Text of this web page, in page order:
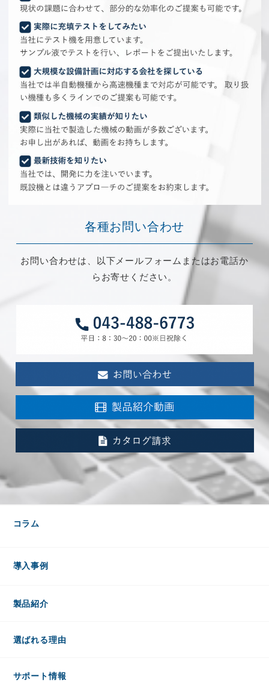
各種お問い合わせ
お問い合わせは、以下メールフォームまたはお電話か
らお寄せください。
コラム
導入事例
製品紹介
選ばれる理由
サポート情報